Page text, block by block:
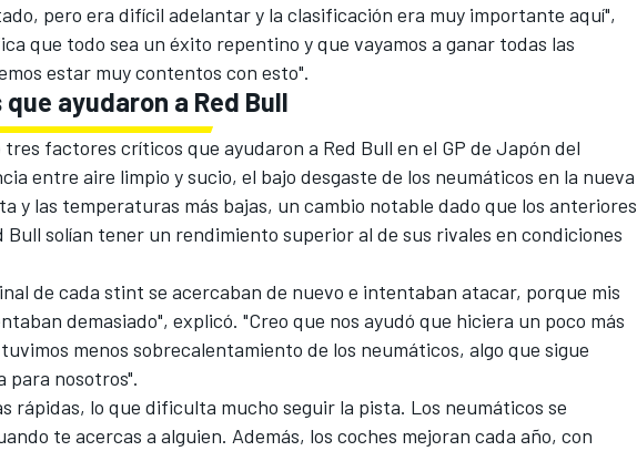
pero era difícil adelantar y la clasificación era muy importante aquí",
que todo sea un éxito repentino y que vayamos a ganar todas las
estar muy contentos con esto".
ayudaron a Red Bull
factores críticos que ayudaron a Red Bull en el GP de Japón del
entre aire limpio y sucio, el bajo desgaste de los neumáticos en la nueva
y las temperaturas más bajas, un cambio notable dado que los anteriores
Bull solían tener un rendimiento superior al de sus rivales en condiciones
de cada stint se acercaban de nuevo e intentaban atacar, porque mis
demasiado", explicó. "Creo que nos ayudó que hiciera un poco más
menos sobrecalentamiento de los neumáticos, algo que sigue
para nosotros".
rápidas, lo que dificulta mucho seguir la pista. Los neumáticos se
te acercas a alguien. Además, los coches mejoran cada año, con